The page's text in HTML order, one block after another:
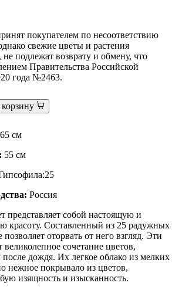
покупателем по несоответствию
свежие цветы и растения
не подлежат возврату и обмену, что
Правительства Российской
года №2463.
65 см
55 см
Россия
представляет собой настоящую и
красоту. Составленный из 25 радужных
оторвать от него взгляд. Эти
сочетание цветов,
дождя. Их легкое облако из мелких
нежное покрывало из цветов,
изящность и изысканность.